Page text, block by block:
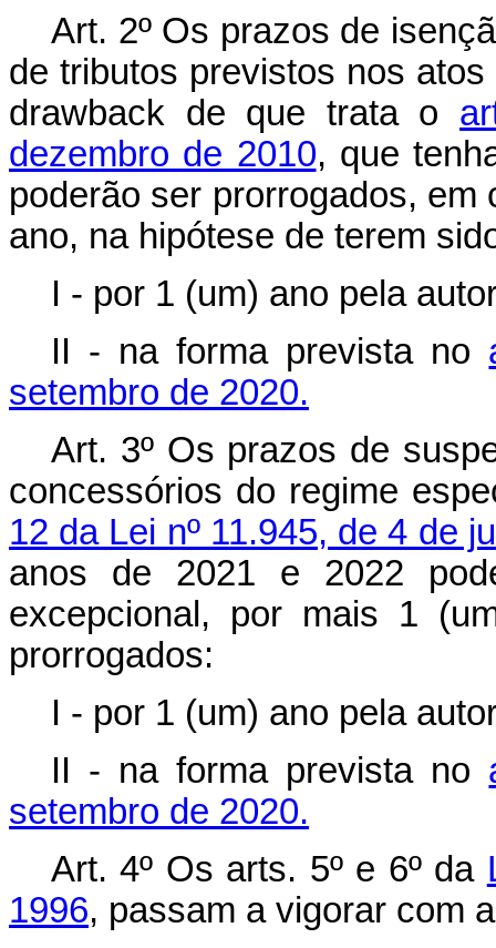
Art. 2º Os prazos de
de tributos previstos nos
drawback de que trata o
dezembro de 2010, que
poderão ser prorrogados,
ano, na hipótese de terem
I - por 1 (um) ano pela
II - na forma prevista no
setembro de 2020.
Art. 3º Os prazos de
concessórios do regime
12 da Lei nº 11.945, de 4 de
anos de 2021 e 2022
excepcional, por mais 1
prorrogados:
I - por 1 (um) ano pela
II - na forma prevista no
setembro de 2020.
Art. 4º Os arts. 5º e 6º da
1996, passam a vigorar com